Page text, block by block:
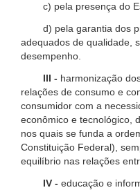
c) pela presença do
d) pela garantia dos
adequados de qualidade,
desempenho.
III - harmonização
relações de consumo e
consumidor com a
econômico e tecnológico,
nos quais se funda a
Constituição Federal),
equilíbrio nas relações
IV - educação e